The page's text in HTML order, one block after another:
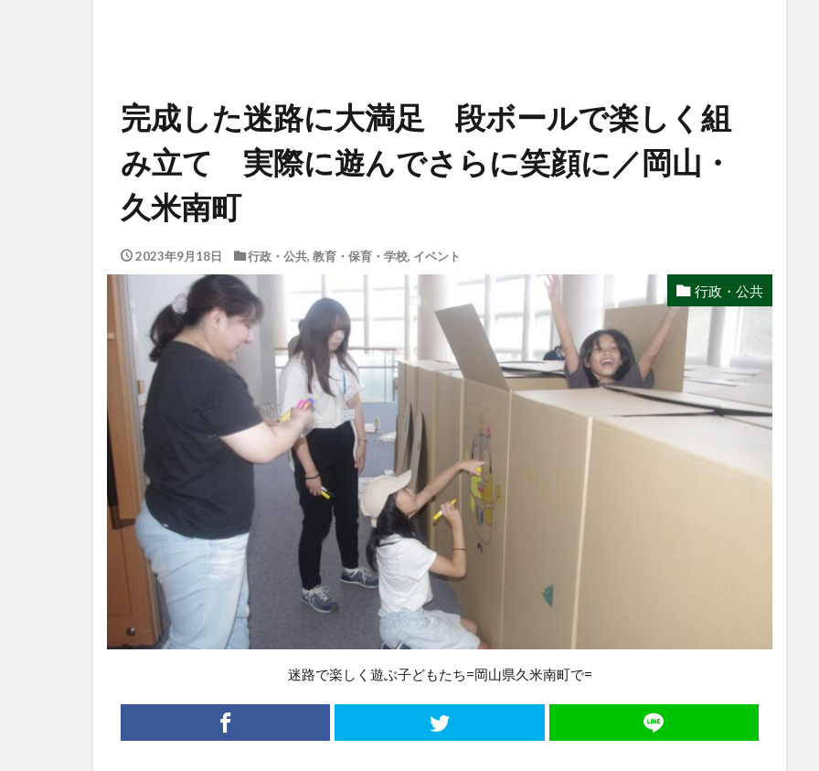
完成した迷路に大満足 段ボールで楽しく組
み立て 実際に遊んでさらに笑顔に／岡山・
久米南町
2023年9月18日 行政・公共, 教育・保育・学校, イベント
行政・公共
迷路で楽しく遊ぶ子どもたち=岡山県久米南町で=